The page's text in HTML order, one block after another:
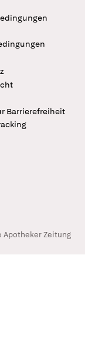
Barrierefreiheit
Apotheker Zeitung